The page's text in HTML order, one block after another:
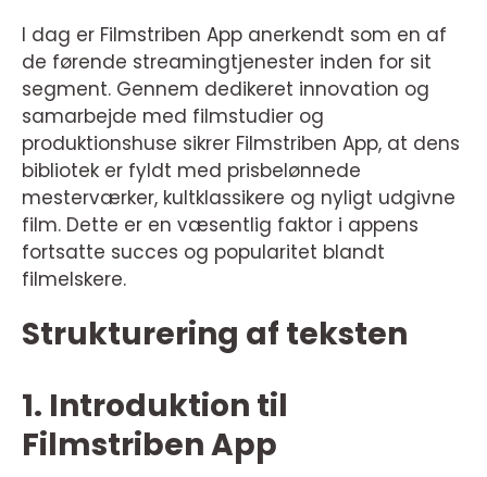
I dag er Filmstriben App anerkendt som en af
de førende streamingtjenester inden for sit
segment. Gennem dedikeret innovation og
samarbejde med filmstudier og
produktionshuse sikrer Filmstriben App, at dens
bibliotek er fyldt med prisbelønnede
mesterværker, kultklassikere og nyligt udgivne
film. Dette er en væsentlig faktor i appens
fortsatte succes og popularitet blandt
filmelskere.
Strukturering af teksten
1. Introduktion til
Filmstriben App